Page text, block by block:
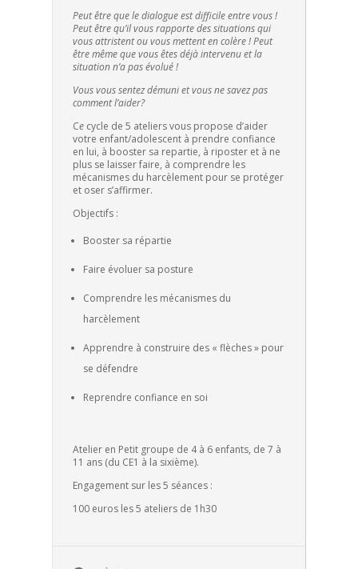
Peut être que le dialogue est difficile entre vous !
Peut être qu’il vous rapporte des situations qui
vous attristent ou vous mettent en colère ! Peut
être même que vous êtes déjà intervenu et la
situation n’a pas évolué !
Vous vous sentez démuni et vous ne savez pas
comment l’aider?
Cecycle de 5 ateliers vous propose d’aider
votre enfant/adolescent à prendre confiance
en lui, à booster sa repartie, à riposter et à ne
plus se laisser faire, à comprendre les
mécanismes du harcèlement pour se protéger
et oser s’affirmer.
Objectifs :
Booster sa répartie
Faire évoluer sa posture
Comprendre les mécanismes du
harcèlement
Apprendre à construire des « flèches » pour
se défendre
Reprendre confiance en soi
Atelier en Petit groupe de 4 à 6 enfants, de 7 à
11 ans (du CE1 à la sixième).
Engagement sur les 5 séances :
100 euros les 5 ateliers de 1h30